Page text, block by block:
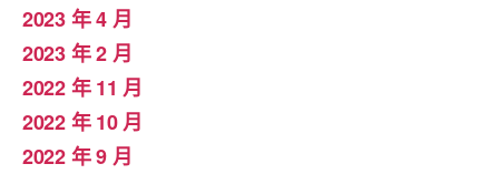
2023 年 4 月
2023 年 2 月
2022 年 11 月
2022 年 10 月
2022 年 9 月